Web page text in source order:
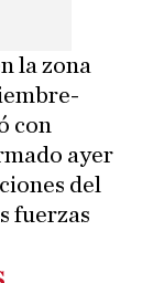
la zona
con
ayer
del
fuerzas